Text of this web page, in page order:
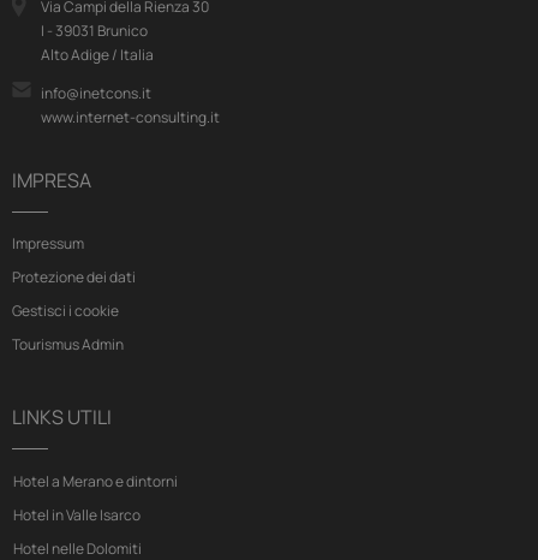
Via Campi della Rienza 30
I - 39031 Brunico
Alto Adige / Italia
info@inetcons.it
www.internet-consulting.it
IMPRESA
Impressum
Protezione dei dati
Gestisci i cookie
Tourismus Admin
LINKS UTILI
Hotel a Merano e dintorni
Hotel in Valle Isarco
Hotel nelle Dolomiti